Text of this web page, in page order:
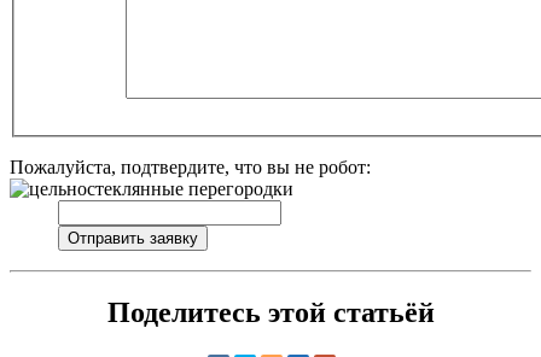
Пожалуйста, подтвердите, что вы не робот:
Поделитесь этой статьёй